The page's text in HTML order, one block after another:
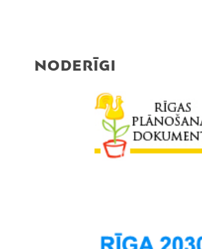
NODERĪGI